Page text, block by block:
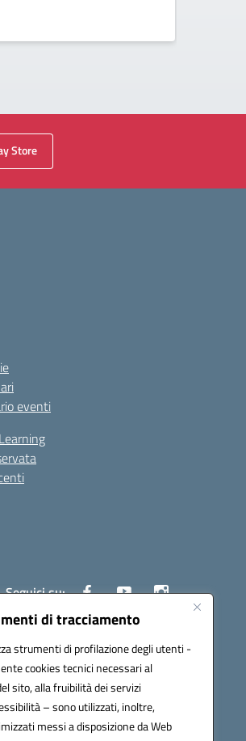
di tracciamento
strumenti di profilazione degli utenti -
cookies tecnici necessari al
sito, alla fruibilità dei servizi
– sono utilizzati, inoltre,
messi a disposizione da Web
Store
eventi
Seguici su: